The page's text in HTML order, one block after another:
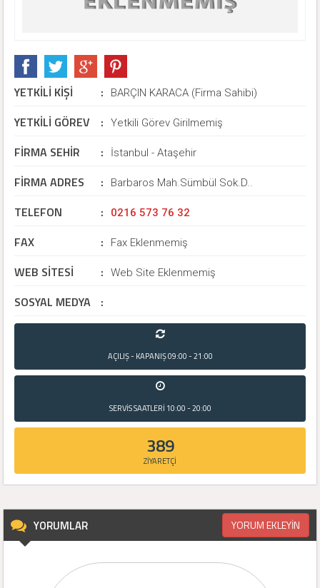
YETKİLİ KİŞİ : BARÇIN KARACA (Firma Sahibi)
YETKİLİ GÖREV : Yetkili Görev Girilmemiş
FİRMA SEHİR : İstanbul - Ataşehir
FİRMA ADRES : Barbaros Mah.Sümbül Sok.D..
TELEFON : 0216 573 76 32
FAX : Fax Eklenmemiş
WEB SİTESİ : Web Site Eklenmemiş
SOSYAL MEDYA :
AÇILIŞ - KAPANIŞ09:00 - 21:00
SERVİS SAATLERİ 10:00 - 20:00
389
ZİYARETÇİ
YORUMLAR YORUM EKLEYİN